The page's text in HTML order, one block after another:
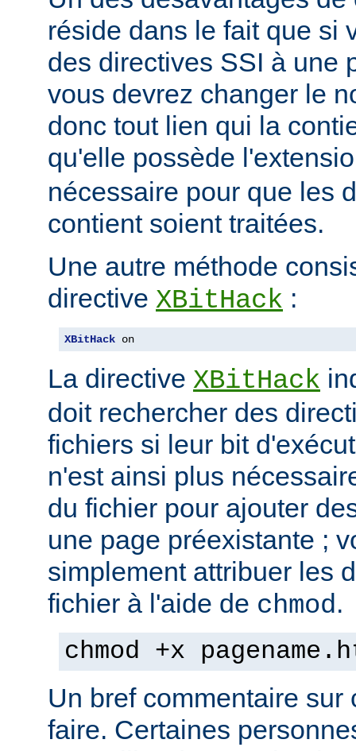
réside dans le fait que si
des directives SSI à une
vous devrez changer le
donc tout lien qui la
qu'elle possède
nécessaire pour que les
contient soient traitées.
Une autre méthode
directive XBitHack :
XBitHack on
La directive XBitHack
doit rechercher des
fichiers si leur bit
n'est ainsi plus
du fichier pour ajouter
une page préexistante ;
simplement attribuer les
fichier à l'aide de chmod.
chmod +x
Un bref commentaire sur
faire. Certaines